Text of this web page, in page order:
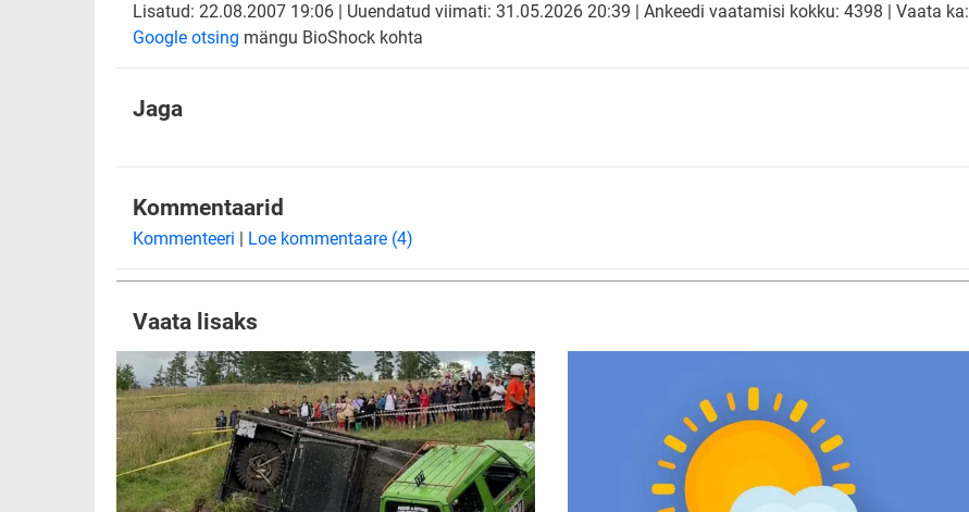
Lisatud: 22.08.2007 19:06 | Uuendatud viimati: 31.05.2026 20:39 | Ankeedi vaatamisi kokku: 4398 | Vaata ka:
Google otsing mängu BioShock kohta
Jaga
Kommentaarid
Kommenteeri | Loe kommentaare (4)
Vaata lisaks